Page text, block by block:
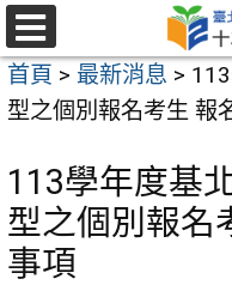
跳
至
主
要
容
區
選
單
首頁 > 最新消息 >
型之個別報名考生 報
113學年度基
型之個別報名
事項